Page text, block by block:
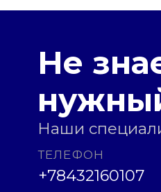
Не
Наши
ТЕЛЕФОН
+78432160107